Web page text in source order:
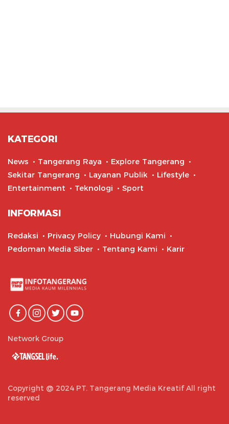
KATEGORI
News Tangerang Raya
Explore Tangerang
Sekitar Tangerang
Layanan Publik
Lifestyle
Entertainment
Teknologi Sport
INFORMASI
Redaksi Privacy Policy
Hubungi Kami
Pedoman Media Siber
Tentang Kami Karir
Network Group
Copyright @ 2024 PT. Tangerang Media Kreatif All right
reserved